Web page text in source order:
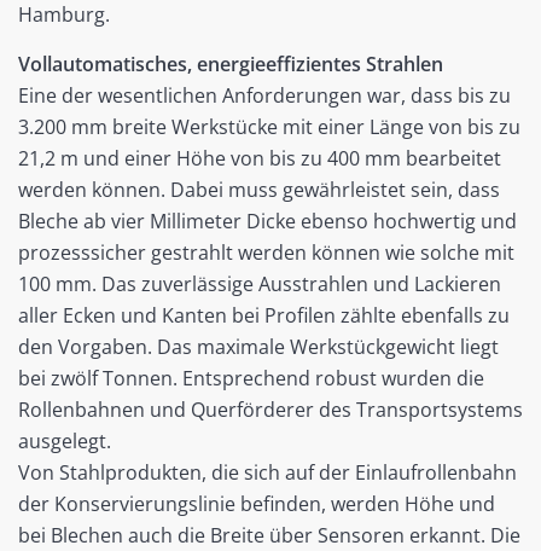
Hamburg.
Vollautomatisches, energieeffizientes Strahlen
Eine der wesentlichen Anforderungen war, dass bis zu
3.200 mm breite Werkstücke mit einer Länge von bis zu
21,2 m und einer Höhe von bis zu 400 mm bearbeitet
werden können. Dabei muss gewährleistet sein, dass
Bleche ab vier Millimeter Dicke ebenso hochwertig und
prozesssicher gestrahlt werden können wie solche mit
100 mm. Das zuverlässige Ausstrahlen und Lackieren
aller Ecken und Kanten bei Profilen zählte ebenfalls zu
den Vorgaben. Das maximale Werkstückgewicht liegt
bei zwölf Tonnen. Entsprechend robust wurden die
Rollenbahnen und Querförderer des Transportsystems
ausgelegt.
Von Stahlprodukten, die sich auf der Einlaufrollenbahn
der Konservierungslinie befinden, werden Höhe und
bei Blechen auch die Breite über Sensoren erkannt. Die